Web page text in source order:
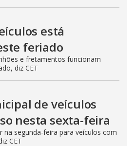
está
feriado
e fretamentos funcionam
diz CET
de veículos
nesta sexta-feira
na segunda-feira para veículos com
CET